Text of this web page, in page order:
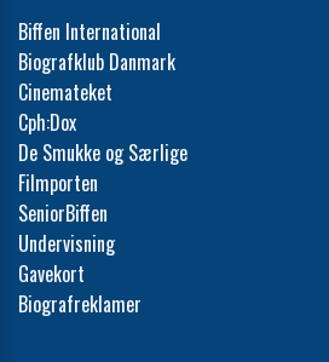
Biffen International
Biografklub Danmark
Cinemateket
Cph:Dox
De Smukke og Særlige
Filmporten
SeniorBiffen
Undervisning
Gavekort
Biografreklamer